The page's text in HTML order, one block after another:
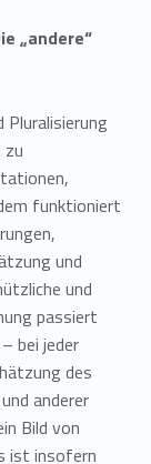
„andere“
Pluralisierung
funktioniert
und
und
passiert
bei jeder
des
anderer
Bild von
ist insofern